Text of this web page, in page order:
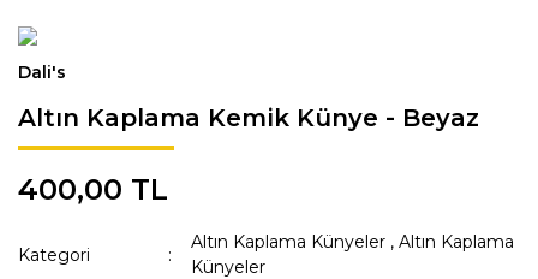
Dali's
Altın Kaplama Kemik Künye - Beyaz
400,00 TL
Kategori
Altın Kaplama Künyeler ,Altın Kaplama
Künyeler